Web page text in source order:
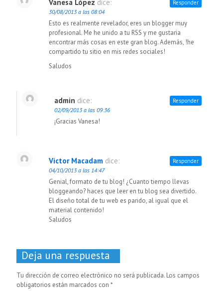
Vanesa López dice:
30/08/2013 a las 08:04
Esto es realmente revelador, eres un blogger muy
profesional. Me he unido a tu RSS y me gustaria
encontrar más cosas en este gran blog. Además, !he
compartido tu sitio en mis redes sociales!
Saludos
Responder
admin dice:
02/09/2013 a las 09:36
¡Gracias Vanesa!
Responder
Victor Macadam dice:
04/10/2013 a las 14:47
Genial, formato de tu blog! ¿Cuanto tiempo llevas
bloggeando? haces que leer en tu blog sea divertido.
El diseño total de tu web es parido, al igual que el
material contenido!
Saludos
Responder
Deja una respuesta
Tu dirección de correo electrónico no será publicada. Los campos
obligatorios están marcados con *